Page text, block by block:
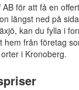
för att få en
längst ned på
kan du fylla i
från företag
i Kronoberg.